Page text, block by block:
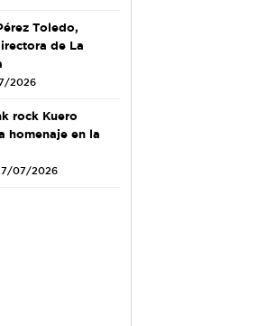
Toledo,
de La
2026
rock Kuero
homenaje en la
07/2026